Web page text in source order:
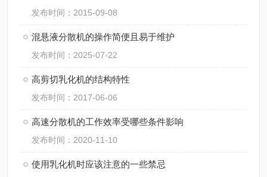
发布时间：2015-09-08
混悬液分散机的操作简便且易于维护
发布时间：2025-07-22
高剪切乳化机的结构特性
发布时间：2017-06-06
高速分散机的工作效率受哪些条件影响
发布时间：2020-11-10
使用乳化机时应该注意的一些禁忌